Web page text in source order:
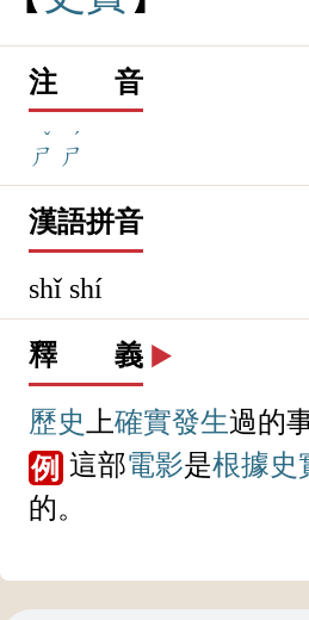
注 音
ㄕ
ˇ
ㄕ
ˊ
漢語拼音
shǐ shí
釋 義 ▶️
歷史 上確實發生過的事
例 這部電影是根據史
的。